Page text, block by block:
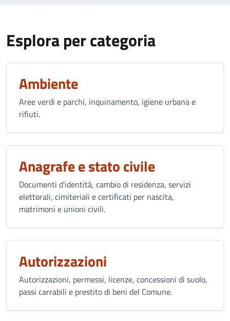
Esplora per categoria
Ambiente
Aree verdi e parchi, inquinamento, igiene urbana e
rifiuti.
Anagrafe e stato civile
Documenti d'identità, cambio di residenza, servizi
elettorali, cimiteriali e certificati per nascita,
matrimoni e unioni civili.
Autorizzazioni
Autorizzazioni, permessi, licenze, concessioni di suolo,
passi carrabili e prestito di beni del Comune.